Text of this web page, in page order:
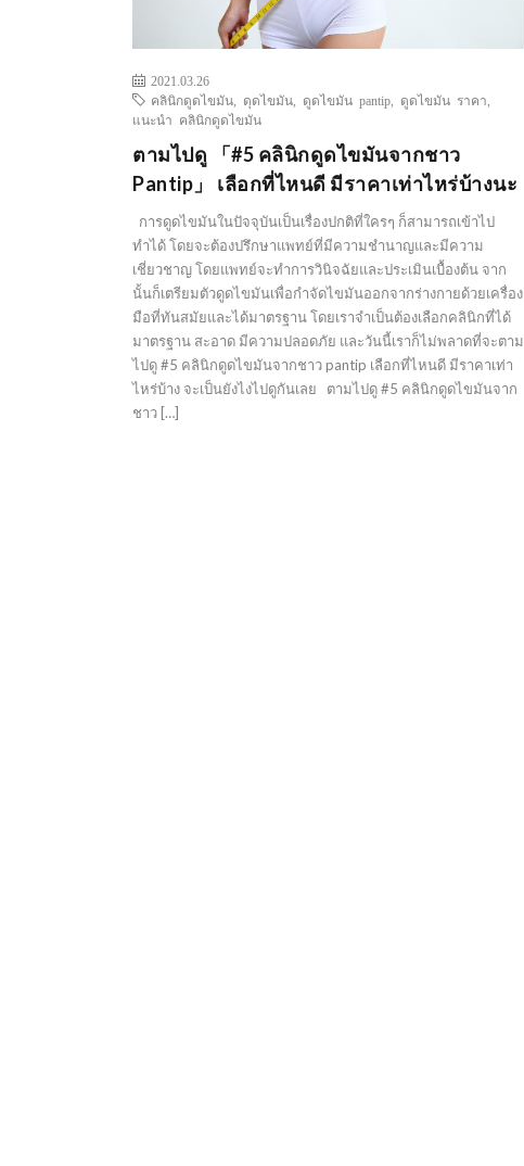
2021.03.26
คลินิกดูดไขมัน
ดุดไขมัน ดูดไขมัน pantip ดูดไขมัน ราคา
แนะนำ คลินิกดูดไขมัน
ตามไปดู 「#5 คลินิกดูดไขมันจากชาว
Pantip」 เลือกที่ไหนดี มีราคาเท่าไหร่บ้างนะ
การดูดไขมันในปัจจุบันเป็นเรื่องปกติที่ใครๆ ก็สามารถเข้าไป
ทำได้ โดยจะต้องปรึกษาแพทย์ที่มีความชำนาญและมีความ
เชี่ยวชาญ โดยแพทย์จะทำการวินิจฉัยและประเมินเบื้องต้น จาก
นั้นก็เตรียมตัวดูดไขมันเพื่อกำจัดไขมันออกจากร่างกายด้วยเครื่อง
มือที่ทันสมัยและได้มาตรฐาน โดยเราจำเป็นต้องเลือกคลินิกที่ได้
มาตรฐาน สะอาด มีความปลอดภัย และวันนี้เราก็ไม่พลาดที่จะตาม
ไปดู #5 คลินิกดูดไขมันจากชาว pantip เลือกที่ไหนดี มีราคาเท่า
ไหร่บ้าง จะเป็นยังไงไปดูกันเลย ตามไปดู #5 คลินิกดูดไขมันจาก
ชาว […]